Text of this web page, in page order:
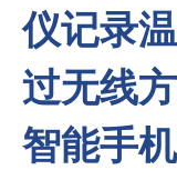
仪记录
过无线
智能手